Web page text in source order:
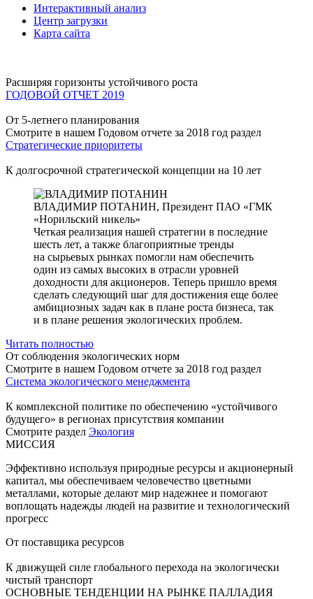
Интерактивный анализ
Центр загрузки
Карта сайта
Расширяя горизонты устойчивого роста
ГОДОВОЙ ОТЧЕТ 2019
От 5-летнего планирования
Смотрите в нашем Годовом отчете за 2018 год раздел
Стратегические приоритеты
К долгосрочной стратегической концепции на 10 лет
ВЛАДИМИР ПОТАНИН, Президент ПАО «ГМК
«Норильский никель»
Четкая реализация нашей стратегии в последние
шесть лет, а также благоприятные тренды
на сырьевых рынках помогли нам обеспечить
один из самых высоких в отрасли уровней
доходности для акционеров. Теперь пришло время
сделать следующий шаг для достижения еще более
амбициозных задач как в плане роста бизнеса, так
и в плане решения экологических проблем.
Читать полностью
От соблюдения экологических норм
Смотрите в нашем Годовом отчете за 2018 год раздел
Система экологического менеджмента
К комплексной политике по обеспечению «устойчивого
будущего» в регионах присутствия компании
Смотрите раздел Экология
МИССИЯ
Эффективно используя природные ресурсы и акционерный
капитал, мы обеспечиваем человечество цветными
металлами, которые делают мир надежнее и помогают
воплощать надежды людей на развитие и технологический
прогресс
От поставщика ресурсов
К движущей силе глобального перехода на экологически
чистый транспорт
ОСНОВНЫЕ ТЕНДЕНЦИИ НА РЫНКЕ ПАЛЛАДИЯ